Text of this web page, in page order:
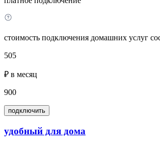
стоимость подключения домашних услуг
505
₽ в месяц
900
подключить
удобный для дома